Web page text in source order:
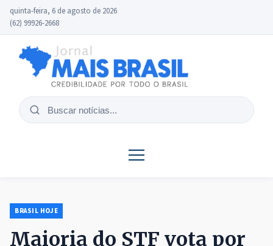
quinta-feira, 6 de agosto de 2026
(62) 99926-2668
Buscar
BRASIL HOJE
Maioria do STF vota por